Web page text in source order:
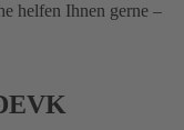
helfen Ihnen gerne –